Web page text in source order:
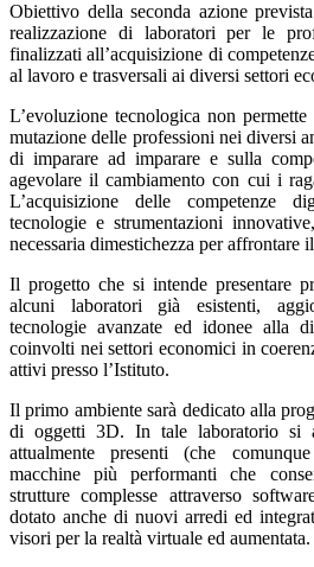
Obiettivo della seconda azione
realizzazione di laboratori per le
finalizzati all’acquisizione di
al lavoro e trasversali ai diversi settori
L’evoluzione tecnologica non
mutazione delle professioni nei diversi
di imparare ad imparare e sulla
agevolare il cambiamento con cui i
L’acquisizione delle competenze
tecnologie e strumentazioni
necessaria dimestichezza per affrontare
Il progetto che si intende presentare
alcuni laboratori già esistenti,
tecnologie avanzate ed idonee alla
coinvolti nei settori economici in
attivi presso l’Istituto.
Il primo ambiente sarà dedicato alla
di oggetti 3D. In tale laboratorio si
attualmente presenti (che
macchine più performanti che
strutture complesse attraverso
dotato anche di nuovi arredi ed
visori per la realtà virtuale ed aumentata.